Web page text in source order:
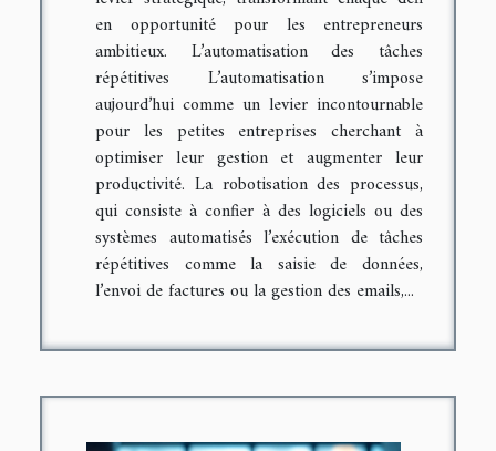
en opportunité pour les entrepreneurs
ambitieux. L’automatisation des tâches
répétitives L’automatisation s’impose
aujourd’hui comme un levier incontournable
pour les petites entreprises cherchant à
optimiser leur gestion et augmenter leur
productivité. La robotisation des processus,
qui consiste à confier à des logiciels ou des
systèmes automatisés l’exécution de tâches
répétitives comme la saisie de données,
l’envoi de factures ou la gestion des emails,...